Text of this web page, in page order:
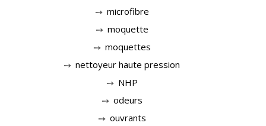
microfibre
moquette
moquettes
nettoyeur haute pression
NHP
odeurs
ouvrants